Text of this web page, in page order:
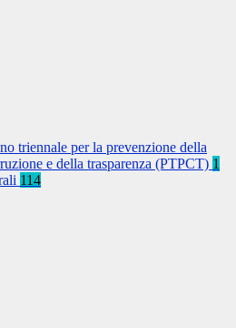
triennale per la prevenzione della
e della trasparenza (PTPCT) 1
114